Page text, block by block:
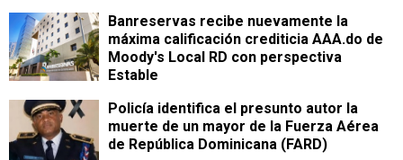
Banreservas recibe nuevamente la
máxima calificación crediticia AAA.do de
Moody's Local RD con perspectiva
Estable
Policía identifica el presunto autor la
muerte de un mayor de la Fuerza Aérea
de República Dominicana (FARD)